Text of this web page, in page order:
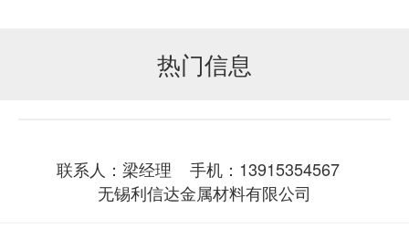
热门信息
联系人：梁经理 手机：13915354567
无锡利信达金属材料有限公司